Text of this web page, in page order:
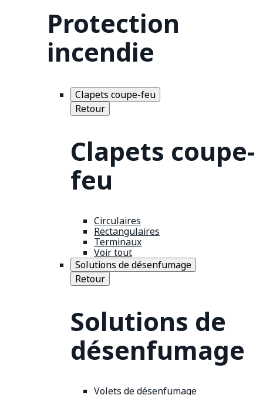
Protection
incendie
Clapets coupe-feu
Retour
Clapets coupe-
feu
Circulaires
Rectangulaires
Terminaux
Voir tout
Solutions de désenfumage
Retour
Solutions de
désenfumage
Volets de désenfumage